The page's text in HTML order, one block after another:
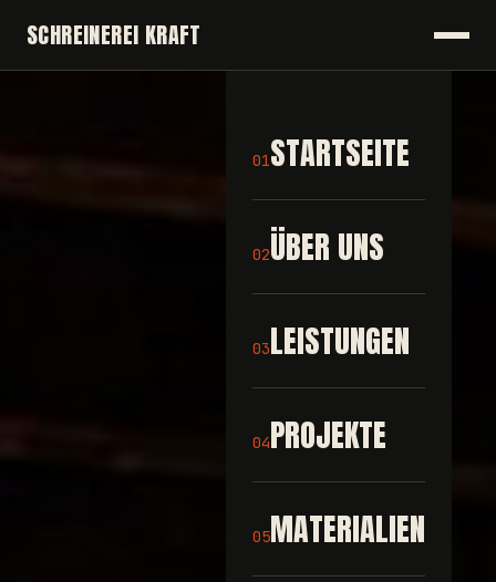
SCHREINEREI KRAFT
01STARTSEITE
02ÜBER UNS
03LEISTUNGEN
04PROJEKTE
05MATERIALIEN